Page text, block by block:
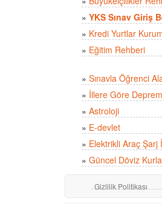
» YKS Sınav Giriş
» Kredi Yurtlar
» Eğitim Rehberi
» Sınavla Öğrenci
» İllere Göre
» Astroloji
» E-devlet
» Elektrikli Araç Şarj
» Güncel Döviz
Gizlilik Politikası